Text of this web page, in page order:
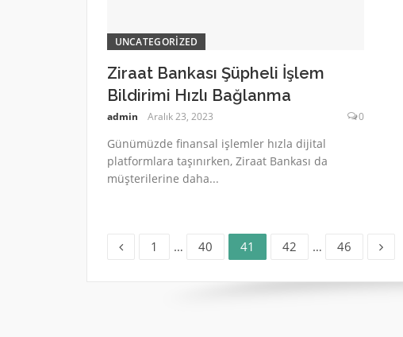
UNCATEGORIZED
Ziraat Bankası Şüpheli İşlem
Bildirimi Hızlı Bağlanma
admin Aralık 23, 2023 0
Günümüzde finansal işlemler hızla dijital
platformlara taşınırken, Ziraat Bankası da
müşterilerine daha...
Yazı
sayfalaması
Sayfa
1 … Sayfa
40 Sayfa
41 Sayfa
42 … Sayfa
46